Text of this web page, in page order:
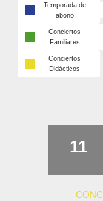
Temporada de
abono
Conciertos
Familiares
Conciertos
Didácticos
11